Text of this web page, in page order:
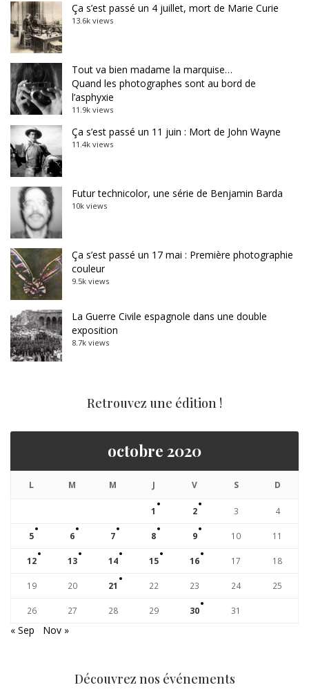
Ça s’est passé un 4 juillet, mort de Marie Curie
13.6k views
Tout va bien madame la marquise…
Quand les photographes sont au bord de
l’asphyxie
11.9k views
Ça s’est passé un 11 juin : Mort de John Wayne
11.4k views
Futur technicolor, une série de Benjamin Barda
10k views
Ça s’est passé un 17 mai : Première photographie
couleur
9.5k views
La Guerre Civile espagnole dans une double
exposition
8.7k views
Retrouvez une édition !
octobre 2020
L M M J V S D
1 2 3 4
5 6 7 8 9 10 11
12 13 14 15 16 17 18
19 20 21 22 23 24 25
26 27 28 29 30 31
« Sep Nov »
Découvrez nos événements